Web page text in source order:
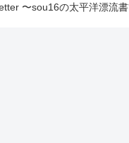
〜sou16の太平洋漂流書